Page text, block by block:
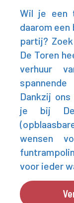
Wil je een
daarom
partij?
De Toren
verhuur
Dankzij
je bij De
wensen
voor ieder